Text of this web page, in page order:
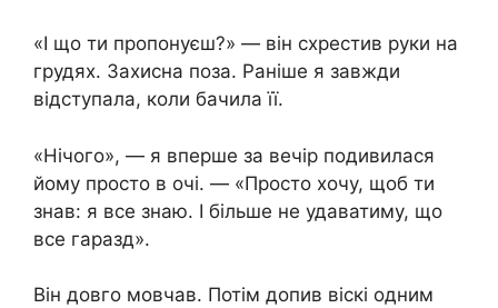
«І що ти пропонуєш?» — він схрестив руки на
грудях. Захисна поза. Раніше я завжди
відступала, коли бачила її.
«Нічого», — я вперше за вечір подивилася
йому просто в очі. — «Просто хочу, щоб ти
знав: я все знаю. І більше не удаватиму, що
все гаразд».
Він довго мовчав. Потім допив віскі одним